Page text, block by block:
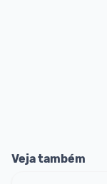
Veja também